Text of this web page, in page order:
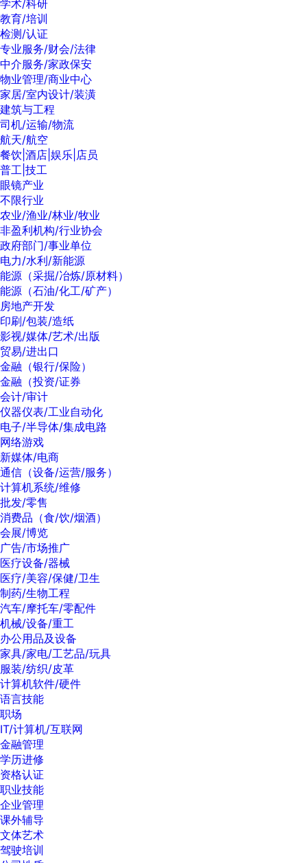
学术/科研
教育/培训
检测/认证
专业服务/财会/法律
中介服务/家政保安
物业管理/商业中心
家居/室内设计/装潢
建筑与工程
司机/运输/物流
航天/航空
餐饮|酒店|娱乐|店员
普工|技工
眼镜产业
不限行业
农业/渔业/林业/牧业
非盈利机构/行业协会
政府部门/事业单位
电力/水利/新能源
能源（采掘/冶炼/原材料）
能源（石油/化工/矿产）
房地产开发
印刷/包装/造纸
影视/媒体/艺术/出版
贸易/进出口
金融（银行/保险）
金融（投资/证券
会计/审计
仪器仪表/工业自动化
电子/半导体/集成电路
网络游戏
新媒体/电商
通信（设备/运营/服务）
计算机系统/维修
批发/零售
消费品（食/饮/烟酒）
会展/博览
广告/市场推广
医疗设备/器械
医疗/美容/保健/卫生
制药/生物工程
汽车/摩托车/零配件
机械/设备/重工
办公用品及设备
家具/家电/工艺品/玩具
服装/纺织/皮革
计算机软件/硬件
语言技能
职场
IT/计算机/互联网
金融管理
学历进修
资格认证
职业技能
企业管理
课外辅导
文体艺术
驾驶培训